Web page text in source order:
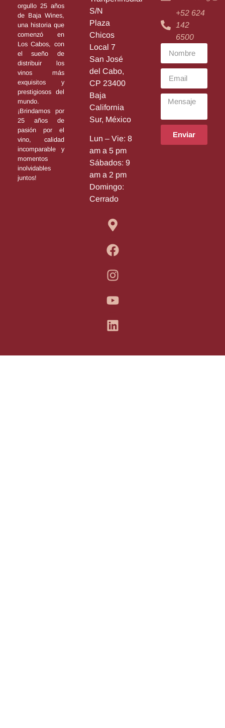
orgullo 25 años
de Baja Wines,
una historia que
comenzó en
Los Cabos, con
el sueño de
distribuir los
vinos más
exquisitos y
prestigiosos del
mundo.
¡Brindamos por
25 años de
pasión por el
vino, calidad
incomparable y
momentos
inolvidables
juntos!
S/N
Plaza
Chicos
Local 7
San José
del Cabo,
CP 23400
Baja
California
Sur, México
Lun – Vie: 8
am a 5 pm
Sábados: 9
am a 2 pm
Domingo:
Cerrado
+52 624
142
6500
Enviar